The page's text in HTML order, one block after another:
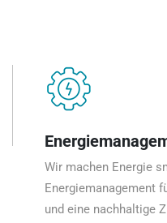
Wir machen Energie
Energiemanagement
und eine nachhaltige